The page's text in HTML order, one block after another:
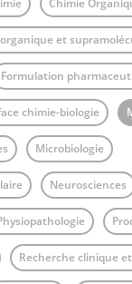
Chimie
et
Formulation
chimie-biologie
Microbiologie
Neurosciences
Recherche clinique